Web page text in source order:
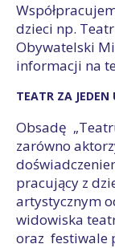
dzieci np.
Obywatelski
informacji na
TEATR ZA JEDEN
Obsadę
zarówno
pracujący z
artystycznym
widowiska
oraz festiwale